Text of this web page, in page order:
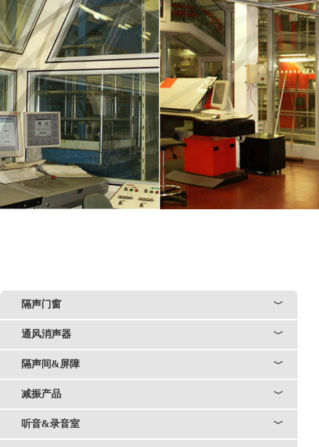
﹀
隔声门窗
﹀
通风消声器
﹀
隔声间&屏障
﹀
减振产品
﹀
听音&录音室